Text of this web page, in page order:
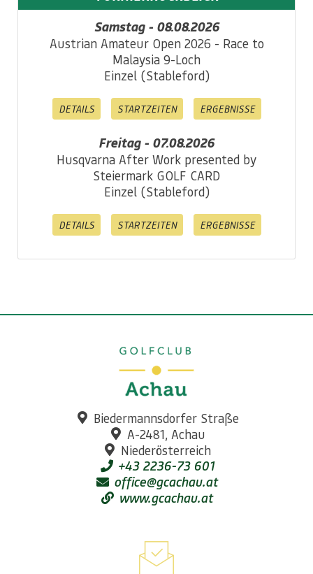
Samstag - 08.08.2026
Austrian Amateur Open 2026 - Race to
Malaysia 9-Loch
Einzel (Stableford)
DETAILS STARTZEITEN ERGEBNISSE
Freitag - 07.08.2026
Husqvarna After Work presented by
Steiermark GOLF CARD
Einzel (Stableford)
DETAILS STARTZEITEN ERGEBNISSE
Biedermannsdorfer Straße
A-2481, Achau
Niederösterreich
+43 2236-73 601
office@gcachau.at
www.gcachau.at